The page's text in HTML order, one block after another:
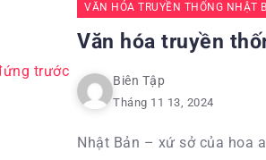
VĂN HÓA TRUYỀN THỐNG NHẬT
Văn hóa truyền
Biên Tập
Tháng 11 13, 2024
Nhật Bản – xứ sở của hoa